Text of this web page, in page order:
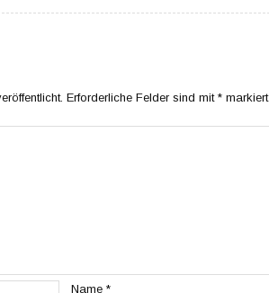
Erforderliche Felder sind mit * markiert
Name *